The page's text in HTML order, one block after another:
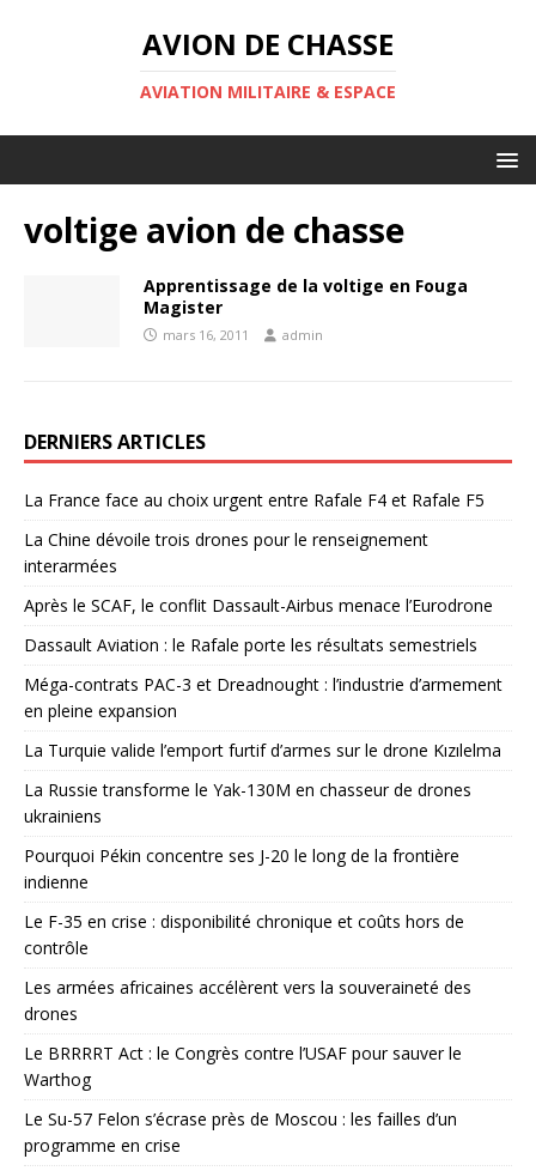
AVION DE CHASSE
AVIATION MILITAIRE & ESPACE
voltige avion de chasse
Apprentissage de la voltige en Fouga
Magister
mars 16, 2011 admin
DERNIERS ARTICLES
La France face au choix urgent entre Rafale F4 et Rafale F5
La Chine dévoile trois drones pour le renseignement
interarmées
Après le SCAF, le conflit Dassault-Airbus menace l’Eurodrone
Dassault Aviation : le Rafale porte les résultats semestriels
Méga-contrats PAC-3 et Dreadnought : l’industrie d’armement
en pleine expansion
La Turquie valide l’emport furtif d’armes sur le drone Kızılelma
La Russie transforme le Yak-130M en chasseur de drones
ukrainiens
Pourquoi Pékin concentre ses J-20 le long de la frontière
indienne
Le F-35 en crise : disponibilité chronique et coûts hors de
contrôle
Les armées africaines accélèrent vers la souveraineté des
drones
Le BRRRRT Act : le Congrès contre l’USAF pour sauver le
Warthog
Le Su-57 Felon s’écrase près de Moscou : les failles d’un
programme en crise